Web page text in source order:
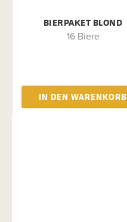
BIERPAKET BLOND
16 Biere
IN DEN WARENKORB